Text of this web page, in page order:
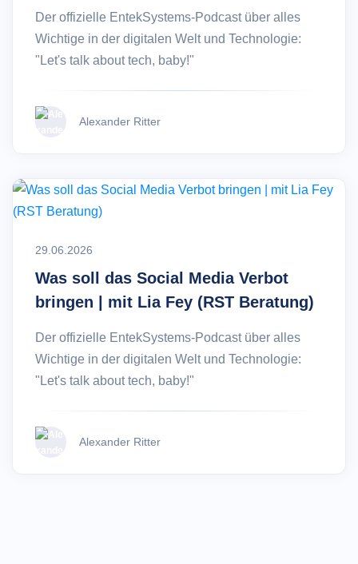
Der offizielle EntekSystems-Podcast über alles
Wichtige in der digitalen Welt und Technologie:
"Let's talk about tech, baby!"
Alexander Ritter
29.06.2026
Was soll das Social Media Verbot
bringen | mit Lia Fey (RST Beratung)
Der offizielle EntekSystems-Podcast über alles
Wichtige in der digitalen Welt und Technologie:
"Let's talk about tech, baby!"
Alexander Ritter